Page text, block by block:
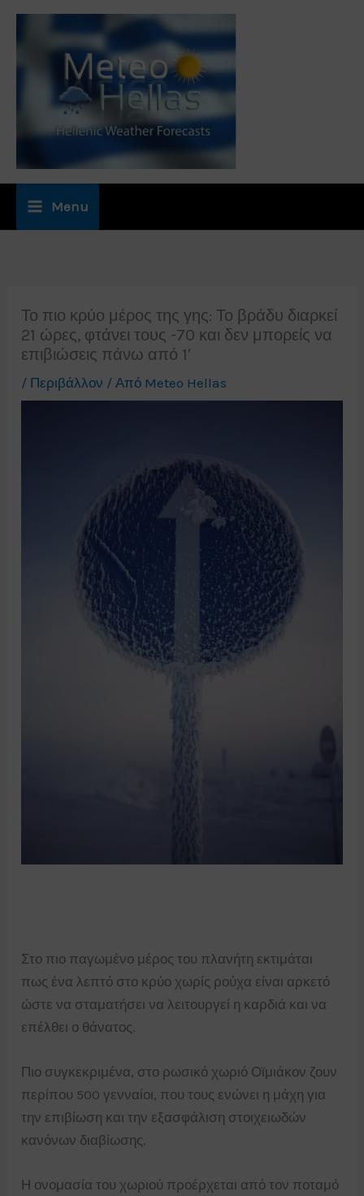
Μετάβαση
περιεχόμενο
Menu
Το πιο κρύο μέρος της γης: Το βράδυ διαρκεί
21 ώρες, φτάνει τους -70 και δεν μπορείς να
επιβιώσεις πάνω από 1′
/ Περιβάλλον / Από Meteo Hellas
Στο πιο παγωμένο μέρος του πλανήτη εκτιμάται
πως ένα λεπτό στο κρύο χωρίς ρούχα είναι αρκετό
ώστε να σταματήσει να λειτουργεί η καρδιά και να
επέλθει ο θάνατος.
Πιο συγκεκριμένα, στο ρωσικό χωριό Οϊμιάκον ζουν
περίπου 500 γενναίοι, που τους ενώνει η μάχη για
την επιβίωση και την εξασφάλιση στοιχειωδών
κανόνων διαβίωσης.
Η ονομασία του χωριού προέρχεται από τον ποταμό